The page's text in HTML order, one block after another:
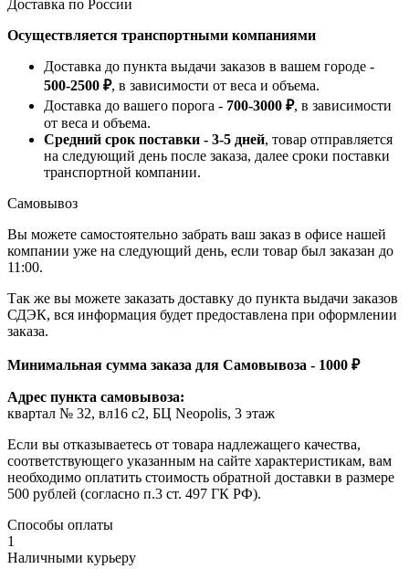
Доставка по России
Осуществляется транспортными компаниями
Доставка до пункта выдачи заказов в вашем городе -
500-2500 ₽, в зависимости от веса и объема.
Доставка до вашего порога - 700-3000 ₽, в зависимости
от веса и объема.
Средний срок поставки - 3-5 дней, товар отправляется
на следующий день после заказа, далее сроки поставки
транспортной компании.
Самовывоз
Вы можете самостоятельно забрать ваш заказ в офисе нашей
компании уже на следующий день, если товар был заказан до
11:00.
Так же вы можете заказать доставку до пункта выдачи заказов
СДЭК, вся информация будет предоставлена при оформлении
заказа.
Минимальная сумма заказа для Самовывоза - 1000 ₽
Адрес пункта самовывоза:
квартал № 32, вл16 с2, БЦ Neopolis, 3 этаж
Если вы отказываетесь от товара надлежащего качества,
соответствующего указанным на сайте характеристикам, вам
необходимо оплатить стоимость обратной доставки в размере
500 рублей (согласно п.3 ст. 497 ГК РФ).
Способы оплаты
1
Наличными курьеру